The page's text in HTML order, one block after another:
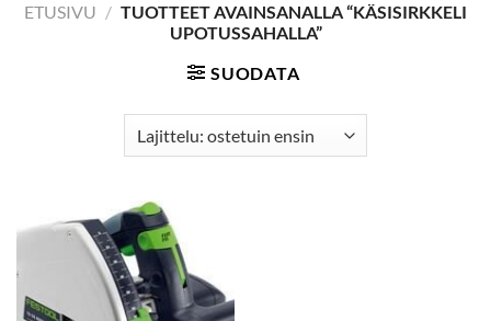
ETUSIVU / TUOTTEET AVAINSANALLA “KÄSISIRKKELI
UPOTUSSAHALLA”
SUODATA